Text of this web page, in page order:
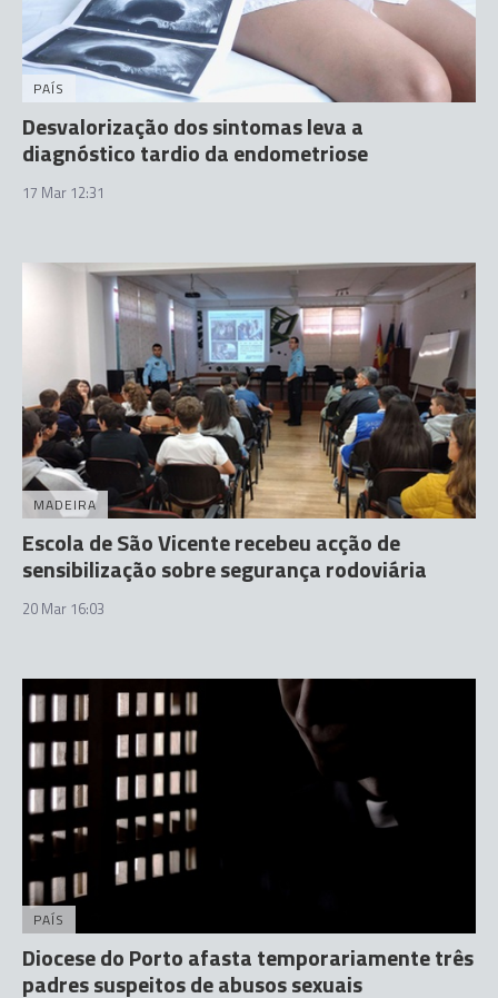
PAÍS
Desvalorização dos sintomas leva a
diagnóstico tardio da endometriose
17 Mar 12:31
MADEIRA
Escola de São Vicente recebeu acção de
sensibilização sobre segurança rodoviária
20 Mar 16:03
PAÍS
Diocese do Porto afasta temporariamente três
padres suspeitos de abusos sexuais